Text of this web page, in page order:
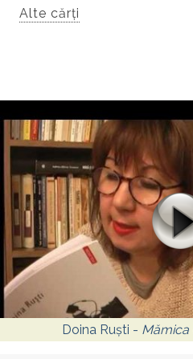
Alte cărți
Doina Ruști - Mămica